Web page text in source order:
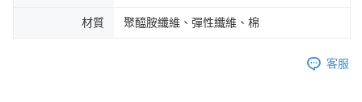
材質 聚醯胺纖維、彈性纖維、棉
客服